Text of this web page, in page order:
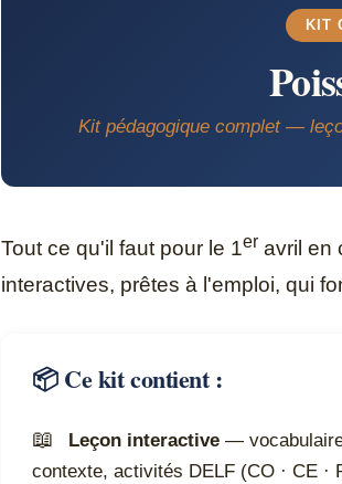
KIT
Kit pédagogique complet —
Tout ce qu'il faut pour le 1er avril en
interactives, prêtes à l'emploi, qui
📦 Ce kit contient :
📖 Leçon interactive —
contexte, activités DELF (CO · CE ·